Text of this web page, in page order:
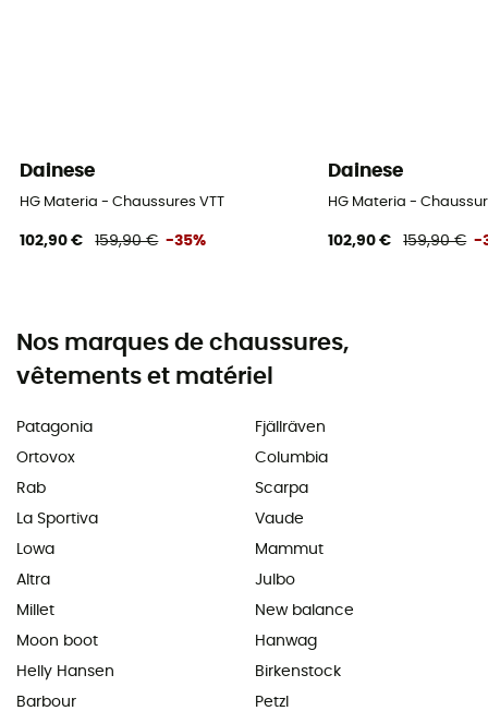
Dainese
HG Materia - Chaussures VTT
102,90 € 159,90 € -35%
Dainese
HG Materia -
102,90 € 159,90 € -
Nos marques de chaussures,
vêtements et matériel
Patagonia
Ortovox
Rab
La Sportiva
Lowa
Altra
Millet
Moon boot
Helly Hansen
Barbour
Fjällräven
Columbia
Scarpa
Vaude
Mammut
Julbo
New balance
Hanwag
Birkenstock
Petzl